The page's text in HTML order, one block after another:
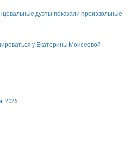
дуэты показали произвольные
у Екатерины Моисеевой
2026